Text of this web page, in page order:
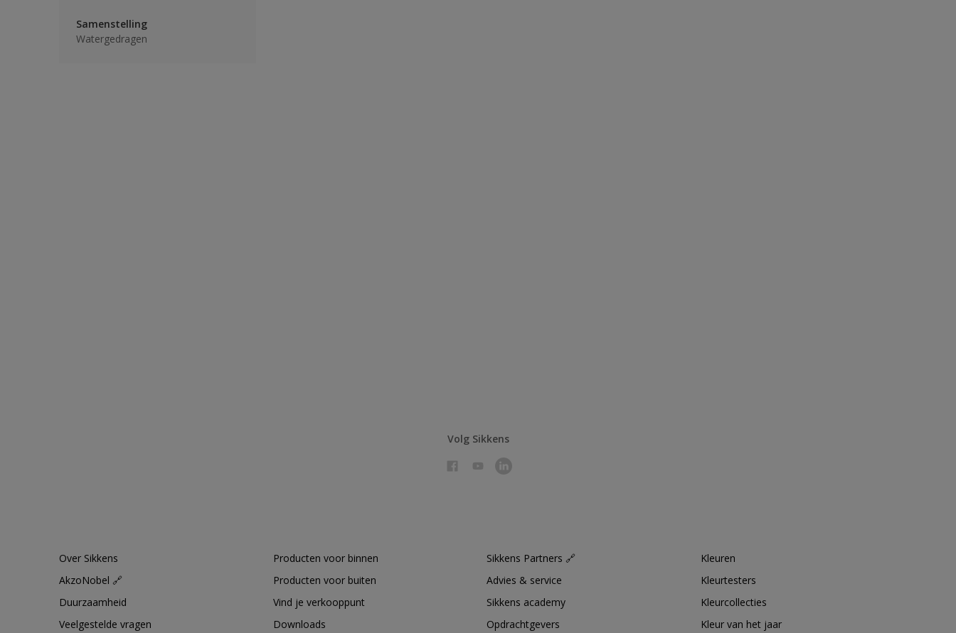
Samenstelling
Watergedragen
Volg Sikkens
Over Sikkens
AkzoNobel 🔗
Duurzaamheid
Veelgestelde vragen
Producten voor binnen
Producten voor buiten
Vind je verkooppunt
Downloads
Sikkens Partners 🔗
Advies & service
Sikkens academy
Opdrachtgevers
Kleuren
Kleurtesters
Kleurcollecties
Kleur van het jaar